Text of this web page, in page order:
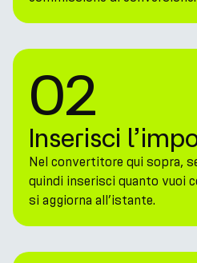
02
Inserisci
Nel convertitore qui sopra,
quindi inserisci quanto vuoi
si aggiorna all’istante.